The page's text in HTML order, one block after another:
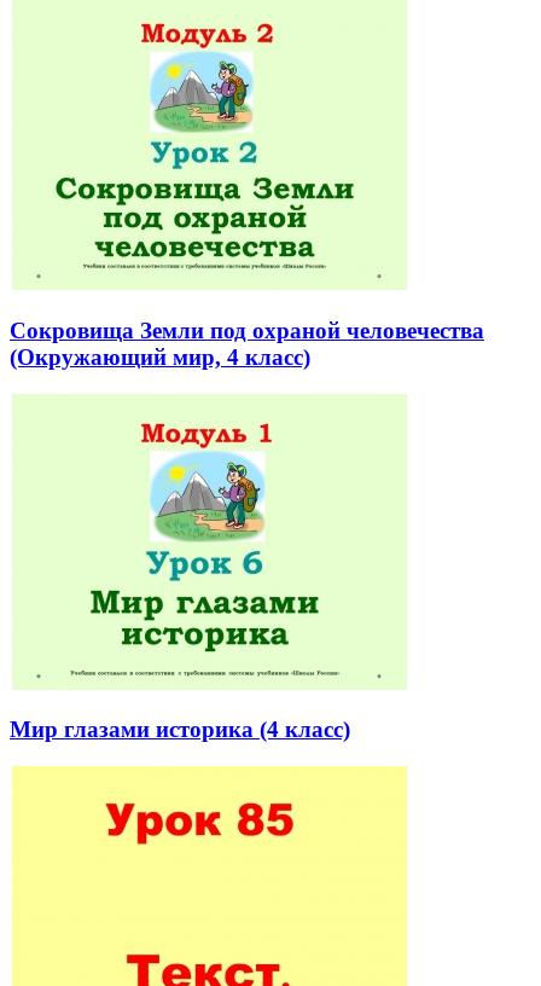
Сокровища Земли под охраной человечества
(Окружающий мир, 4 класс)
Мир глазами историка (4 класс)